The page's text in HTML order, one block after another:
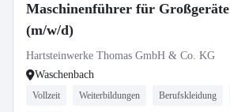
Maschinenführer für Großgeräte
(m/w/d)
Hartsteinwerke Thomas GmbH & Co. KG
Waschenbach
Vollzeit Weiterbildungen Berufskleidung